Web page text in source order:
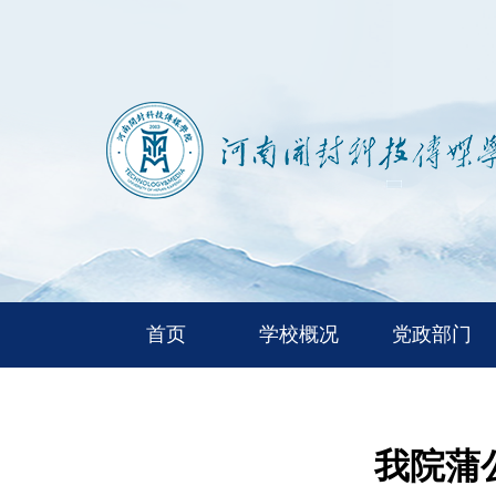
首页 学校概况 党政部门
我院蒲